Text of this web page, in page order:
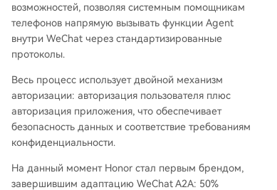
возможностей, позволяя системным помощникам
телефонов напрямую вызывать функции Agent
внутри WeChat через стандартизированные
протоколы.
Весь процесс использует двойной механизм
авторизации: авторизация пользователя плюс
авторизация приложения, что обеспечивает
безопасность данных и соответствие требованиям
конфиденциальности.
На данный момент Honor стал первым брендом,
завершившим адаптацию WeChat A2A: 50%